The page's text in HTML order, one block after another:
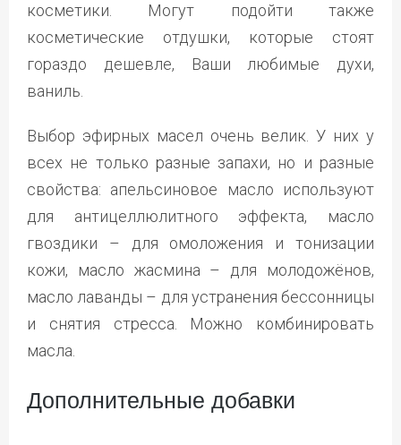
косметики. Могут подойти также
косметические отдушки, которые стоят
гораздо дешевле, Ваши любимые духи,
ваниль.
Выбор эфирных масел очень велик. У них у
всех не только разные запахи, но и разные
свойства: апельсиновое масло используют
для антицеллюлитного эффекта, масло
гвоздики – для омоложения и тонизации
кожи, масло жасмина – для молодожёнов,
масло лаванды – для устранения бессонницы
и снятия стресса. Можно комбинировать
масла.
Дополнительные добавки